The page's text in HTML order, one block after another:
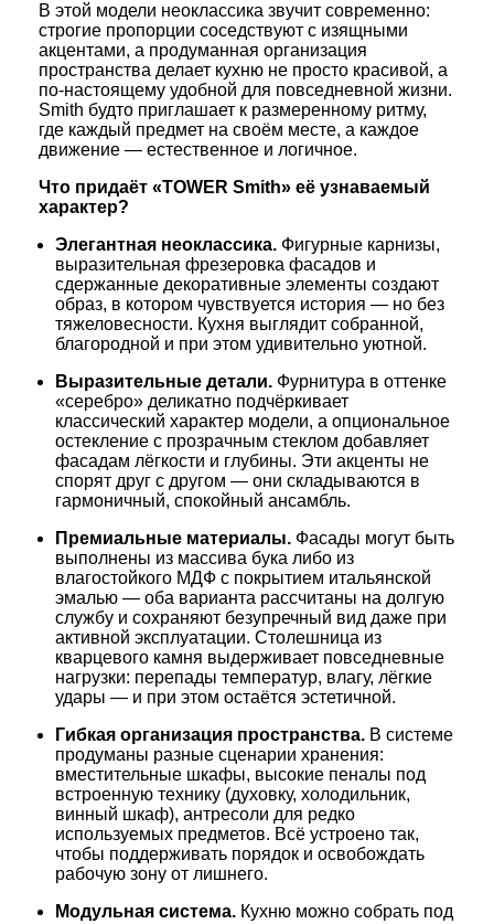
В этой модели неоклассика звучит современно:
строгие пропорции соседствуют с изящными
акцентами, а продуманная организация
пространства делает кухню не просто красивой, а
по-настоящему удобной для повседневной жизни.
Smith будто приглашает к размеренному ритму,
где каждый предмет на своём месте, а каждое
движение — естественное и логичное.
Что придаёт «TOWER Smith» её узнаваемый
характер?
Элегантная неоклассика. Фигурные карнизы,
выразительная фрезеровка фасадов и
сдержанные декоративные элементы создают
образ, в котором чувствуется история — но без
тяжеловесности. Кухня выглядит собранной,
благородной и при этом удивительно уютной.
Выразительные детали. Фурнитура в оттенке
«серебро» деликатно подчёркивает
классический характер модели, а опциональное
остекление с прозрачным стеклом добавляет
фасадам лёгкости и глубины. Эти акценты не
спорят друг с другом — они складываются в
гармоничный, спокойный ансамбль.
Премиальные материалы. Фасады могут быть
выполнены из массива бука либо из
влагостойкого МДФ с покрытием итальянской
эмалью — оба варианта рассчитаны на долгую
службу и сохраняют безупречный вид даже при
активной эксплуатации. Столешница из
кварцевого камня выдерживает повседневные
нагрузки: перепады температур, влагу, лёгкие
удары — и при этом остаётся эстетичной.
Гибкая организация пространства. В системе
продуманы разные сценарии хранения:
вместительные шкафы, высокие пеналы под
встроенную технику (духовку, холодильник,
винный шкаф), антресоли для редко
используемых предметов. Всё устроено так,
чтобы поддерживать порядок и освобождать
рабочую зону от лишнего.
Модульная система. Кухню можно собрать под